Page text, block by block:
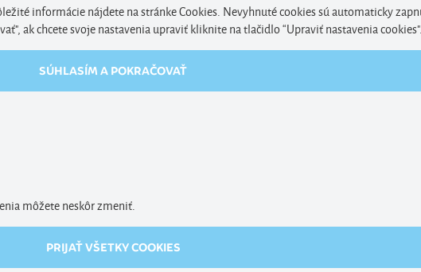
informácie nájdete na stránke Cookies. Nevyhnuté cookies sú automaticky
ak chcete svoje nastavenia upraviť kliknite na tlačidlo “Upraviť nastavenia cookies".
SÚHLASÍM A POKRAČOVAŤ
môžete neskôr zmeniť.
PRIJAŤ VŠETKY COOKIES